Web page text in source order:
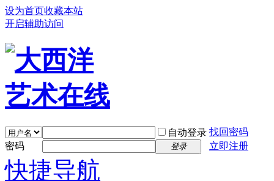
设为首页收藏本站
开启辅助访问
自动登录 找回密码
密码
登录 立即注册
快捷导航